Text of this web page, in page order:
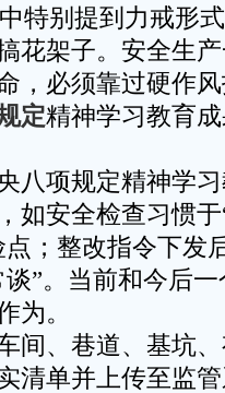
特别提到力戒形
花架子。安全生
，必须靠过硬作
定精神学习教育
八项规定精神学
如安全检查习惯
；整改指令下发
”。当前和今后
为。
间、巷道、基坑
清单并上传至监